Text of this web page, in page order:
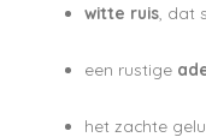
witte ruis ,
een rustige
het zachte